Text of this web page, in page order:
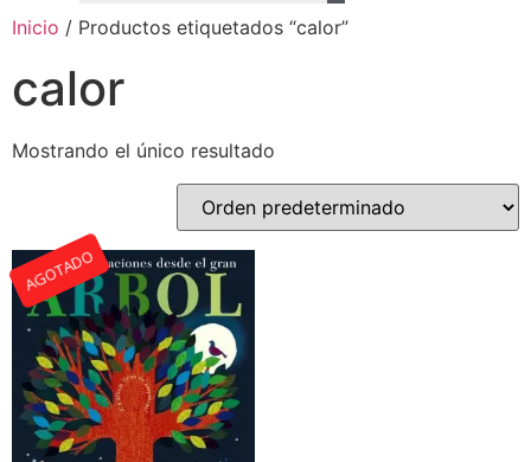
Inicio / Productos etiquetados “calor”
calor
Mostrando el único resultado
AGOTADO